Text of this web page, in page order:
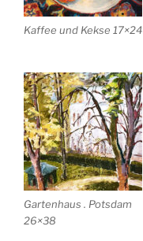
Kaffee und Kekse 17×24
Gartenhaus . Potsdam
26×38